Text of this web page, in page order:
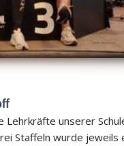
Lehrkräfte unserer
Staffeln wurde jeweils